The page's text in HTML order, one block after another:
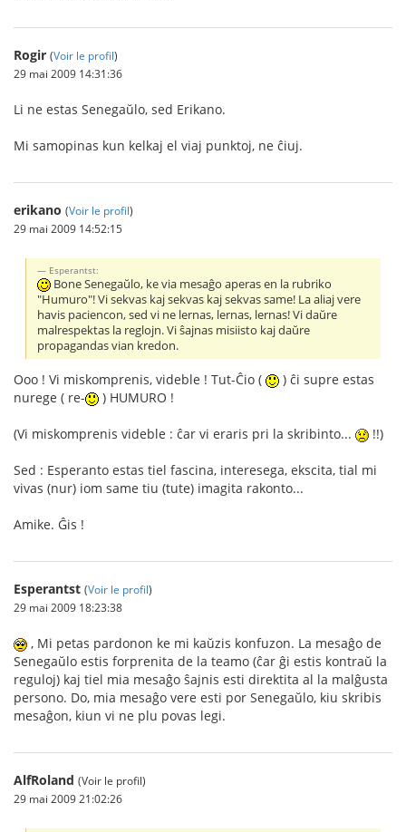
Rogir (Voir le profil)
29 mai 2009 14:31:36
Li ne estas Senegaŭlo, sed Erikano.
Mi samopinas kun kelkaj el viaj punktoj, ne ĉiuj.
erikano (Voir le profil)
29 mai 2009 14:52:15
Esperantst:
Bone Senegaŭlo, ke via mesaĝo aperas en la rubriko
"Humuro"! Vi sekvas kaj sekvas kaj sekvas same! La aliaj vere
havis paciencon, sed vi ne lernas, lernas, lernas! Vi daŭre
malrespektas la reglojn. Vi ŝajnas misiisto kaj daŭre
propagandas vian kredon.
Ooo ! Vi miskomprenis, videble ! Tut-Ĉio (
) ĉi supre estas
nurege ( re-
) HUMURO !
(Vi miskomprenis videble : ĉar vi eraris pri la skribinto... !!)
Sed : Esperanto estas tiel fascina, interesega, ekscita, tial mi
vivas (nur) iom same tiu (tute) imagita rakonto...
Amike. Ĝis !
Esperantst (Voir le profil)
29 mai 2009 18:23:38
, Mi petas pardonon ke mi kaŭzis konfuzon. La mesaĝo de
Senegaŭlo estis forprenita de la teamo (ĉar ĝi estis kontraŭ la
reguloj) kaj tiel mia mesaĝo ŝajnis esti direktita al la malĝusta
persono. Do, mia mesaĝo vere esti por Senegaŭlo, kiu skribis
mesaĝon, kiun vi ne plu povas legi.
AlfRoland (Voir le profil)
29 mai 2009 21:02:26